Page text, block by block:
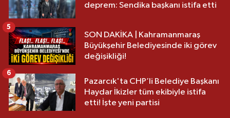
deprem: Sendika başkanı istifa etti
SON DAKİKA | Kahramanmaraş
Büyükşehir Belediyesinde iki görev
değişikliği!
5
Pazarcık'ta CHP’li Belediye Başkanı
Haydar İkizler tüm ekibiyle istifa
etti! İşte yeni partisi
6